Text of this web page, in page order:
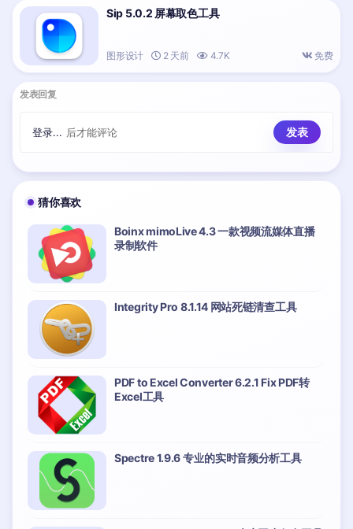
Sip 5.0.2 屏幕取色工具
图形设计 2 天前 4.7K 免费
发表回复
登录... 后才能评论
猜你喜欢
Boinx mimoLive 4.3 一款视频流媒体直播
录制软件
Integrity Pro 8.1.14 网站死链清查工具
PDF to Excel Converter 6.2.1 Fix PDF转
Excel工具
Spectre 1.9.6 专业的实时音频分析工具